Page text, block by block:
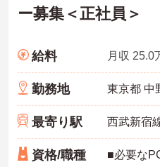
ー募集＜正社員＞
給料 月収 25.0
勤務地
最寄り駅
資格/職種